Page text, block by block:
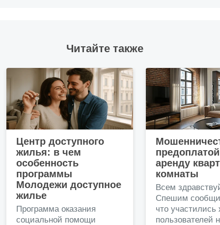
Читайте также
Центр доступного
жилья: в чем
особенность
программы
Молодежи доступное
жилье
Программа оказания
социальной помощи
аренду
комнаты
Всем
Спешим
что
пользователей